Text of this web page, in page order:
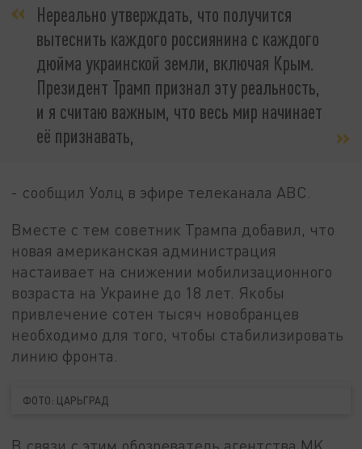
Нереально утверждать, что получится
вытеснить каждого россиянина с каждого
дюйма украинской земли, включая Крым.
Президент Трамп признал эту реальность,
и я считаю важным, что весь мир начинает
её признавать,
- сообщил Уолц в эфире телеканала ABC.
Вместе с тем советник Трампа добавил, что
новая американская администрация
настаивает на снижении мобилизационного
возраста на Украине до 18 лет. Якобы
привлечение сотен тысяч новобранцев
необходимо для того, чтобы стабилизировать
линию фронта.
ФОТО: ЦАРЬГРАД